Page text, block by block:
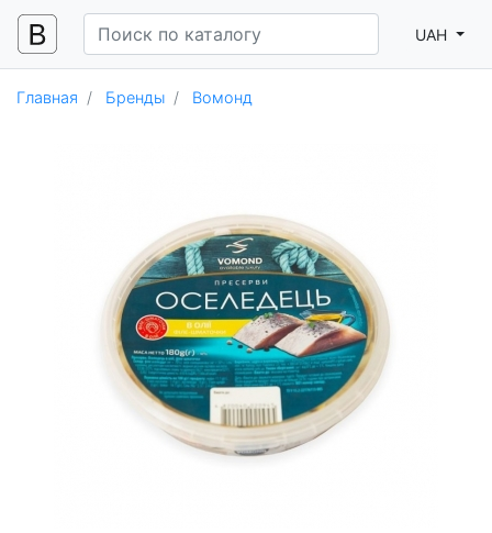
UAH
Главная Бренды Вомонд